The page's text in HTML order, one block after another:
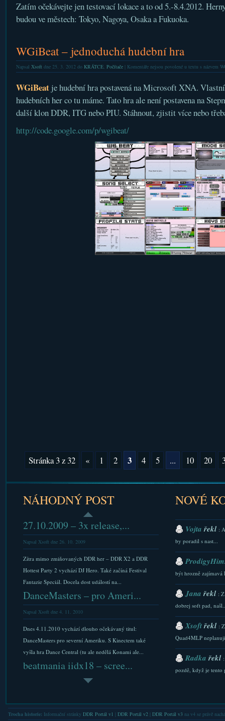
Zatím očekávejte jen testovací lokace a to od 5.-8.4.2012.
budou ve městech: Tokyo, Nagoya, Osaka a Fukuoka.
WGiBeat – jednoduchá hudební hra
Napsal Xsoftdne 25. 3. 2012 do KRÁTCE, Počítače| Komentáře nejsou povolenéu textu s názvem
WGiBeatje hudební hra postavená na Microsoft XNA.
hudebních her co tu máme. Tato hra ale není postavena na
další klon DDR, ITG nebo PIU. Stáhnout, zjistit více nebo
http://code.google.com/p/wgibeat/
Stránka 3 z 32 « 1 2 3 4 5 ... 10 20
NÁHODNÝ POST
27.10.2009 – 3x release,...
Napsal Xsoft dne 26. 10. 2009
Zítra mimo zmiňovaných DDR her – DDR X2 a DDR
Hottest Party 2 vychází DJ Hero. Také začíná Festival
Fantazie Speciál. Docela dost událostí na...
DanceMasters – pro Ameri...
Napsal Xsoft dne 4. 11. 2010
Dnes 4.11.2010 vychází dlouho očekávaný titul:
DanceMasters pro severní Ameriku. S Kinectem také
vyšla hra Dance Central (tu ale nedělá Konami ale...
beatmania iidx18 – scree...
videí a dal do jednoho obrázku. Asi chápete kvalitu (a
NOVÉ
Vojtařekl :
by poradil s nast...
být hrozně zajímavá
Janařekl :
dobrej soft pad,
Xsoftřekl :
Quad4MLP
Radkařekl
pozdě, když je tento
stazeni a Downlaod...
Trocha historie: Informační stránky DDR Portál v1 DDR Portál v2| DDR Portál v3na v4 se právě